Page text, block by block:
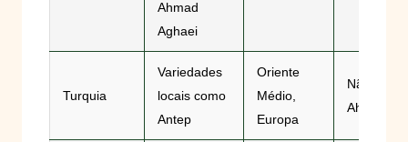
Ahmad
Aghaei
Turquia
Variedades
locais como
Antep
Oriente
Médio,
Europa
Não
Ahmad